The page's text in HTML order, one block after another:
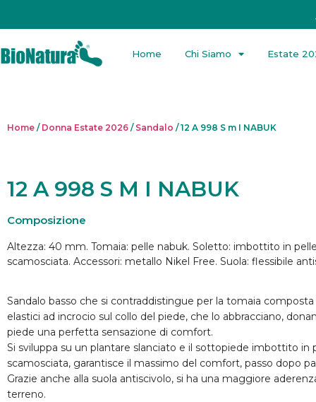
Home Chi Siamo Estate
Home / Donna Estate 2026 / Sandalo / 12 A 998 S m I NABUK
12 A 998 S M I NABUK
Composizione
Altezza: 40 mm. Tomaia: pelle nabuk. Soletto: imbottito in
scamosciata. Accessori: metallo Nikel Free. Suola: flessibile
Sandalo basso che si contraddistingue per la tomaia composta
elastici ad incrocio sul collo del piede, che lo abbracciano,
piede una perfetta sensazione di comfort.
Si sviluppa su un plantare slanciato e il sottopiede imbottito in
scamosciata, garantisce il massimo del comfort, passo dopo
Grazie anche alla suola antiscivolo, si ha una maggiore
terreno.